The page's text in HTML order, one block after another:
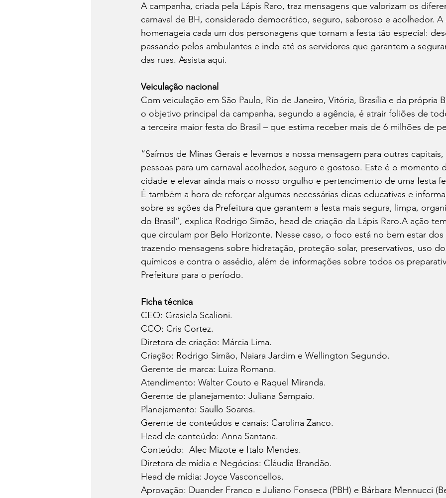
A campanha, criada pela Lápis Raro, traz mensagens que valorizam os
carnaval de BH, considerado democrático, seguro, saboroso e acolhedor. A
homenageia cada um dos personagens que tornam a festa tão especial:
passando pelos ambulantes e indo até os servidores que garantem a
das ruas. Assista aqui.
Veiculação nacional
Com veiculação em São Paulo, Rio de Janeiro, Vitória, Brasília e da própria
o objetivo principal da campanha, segundo a agência, é atrair foliões de
a terceira maior festa do Brasil – que estima receber mais de 6 milhões de
“Saímos de Minas Gerais e levamos a nossa mensagem para outras
pessoas para um carnaval acolhedor, seguro e gostoso. Este é o momento
cidade e elevar ainda mais o nosso orgulho e pertencimento de uma festa
É também a hora de reforçar algumas necessárias dicas educativas e
sobre as ações da Prefeitura que garantem a festa mais segura, limpa,
do Brasil”, explica Rodrigo Simão, head de criação da Lápis Raro.A ação
que circulam por Belo Horizonte. Nesse caso, o foco está no bem estar dos
trazendo mensagens sobre hidratação, proteção solar, preservativos, uso
químicos e contra o assédio, além de informações sobre todos os
Prefeitura para o período.
Ficha técnica
CEO: Grasiela Scalioni.
CCO: Cris Cortez.
Diretora de criação: Márcia Lima.
Criação: Rodrigo Simão, Naiara Jardim e Wellington Segundo.
Gerente de marca: Luiza Romano.
Atendimento: Walter Couto e Raquel Miranda.
Gerente de planejamento: Juliana Sampaio.
Planejamento: Saullo Soares.
Gerente de conteúdos e canais: Carolina Zanco.
Head de conteúdo: Anna Santana.
Conteúdo:  Alec Mizote e Italo Mendes.
Diretora de mídia e Negócios: Cláudia Brandão.
Head de mídia: Joyce Vasconcellos.
Aprovação: Duander Franco e Juliano Fonseca (PBH) e Bárbara Mennucci